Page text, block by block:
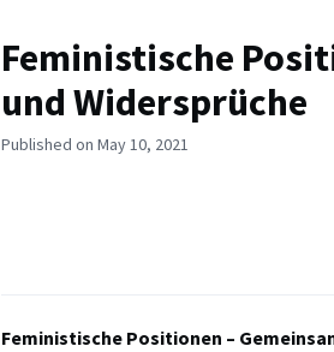
Feministische
und Widersprüche
Published on May 10, 2021
Feministische Positionen –